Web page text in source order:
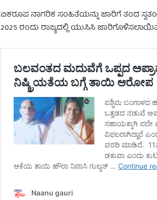
ಏಕರೂಪ ನಾಗರಿಕ ಸಂಹಿತೆಯನ್ನು ಜಾರಿಗೆ ತಂದ
2025 ರಂದು ರಾಜ್ಯದಲ್ಲಿ ಯುಸಿಸಿ